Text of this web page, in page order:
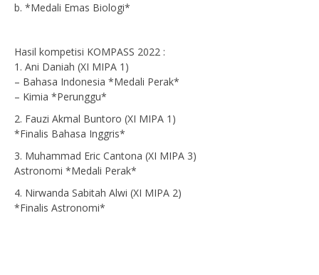
b. *Medali Emas Biologi*
Hasil kompetisi KOMPASS 2022 :
1. Ani Daniah (XI MIPA 1)
– Bahasa Indonesia *Medali Perak*
– Kimia *Perunggu*
2. Fauzi Akmal Buntoro (XI MIPA 1)
*Finalis Bahasa Inggris*
3. Muhammad Eric Cantona (XI MIPA 3)
Astronomi *Medali Perak*
4. Nirwanda Sabitah Alwi (XI MIPA 2)
*Finalis Astronomi*